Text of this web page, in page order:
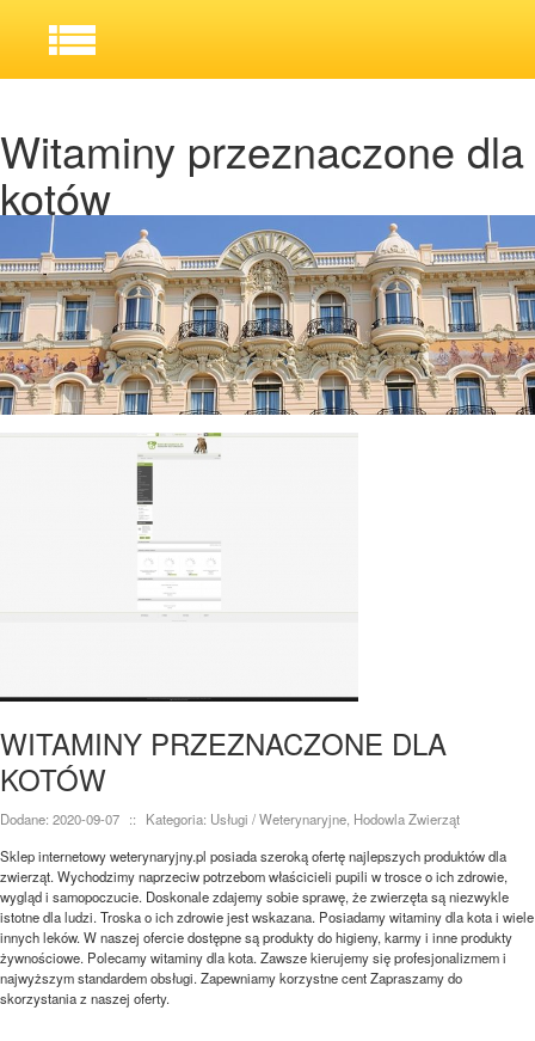
Witaminy przeznaczone dla
kotów
WITAMINY PRZEZNACZONE DLA
KOTÓW
Dodane: 2020-09-07 ::
Kategoria: Usługi / Weterynaryjne, Hodowla Zwierząt
Sklep internetowy weterynaryjny.pl posiada szeroką ofertę najlepszych produktów dla
zwierząt. Wychodzimy naprzeciw potrzebom właścicieli pupili w trosce o ich zdrowie,
wygląd i samopoczucie. Doskonale zdajemy sobie sprawę, że zwierzęta są niezwykle
istotne dla ludzi. Troska o ich zdrowie jest wskazana. Posiadamy witaminy dla kota i wiele
innych leków. W naszej ofercie dostępne są produkty do higieny, karmy i inne produkty
żywnościowe. Polecamy witaminy dla kota. Zawsze kierujemy się profesjonalizmem i
najwyższym standardem obsługi. Zapewniamy korzystne cent Zapraszamy do
skorzystania z naszej oferty.